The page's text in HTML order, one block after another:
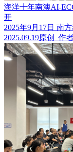
海洋十年南澳AI-
开
2025年9月17日 南
2025.09.19原创 作